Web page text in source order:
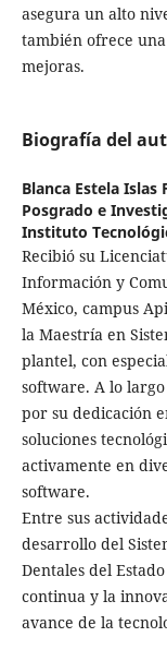
asegura un alto
también ofrece
mejoras.
Biografía del
Blanca Estela Islas
Posgrado e
Instituto
Recibió su
Información y
México, campus
la Maestría en
plantel, con
software. A lo
por su dedicación
soluciones
activamente en
software.
Entre sus
desarrollo del
Dentales del
continua y la
avance de la